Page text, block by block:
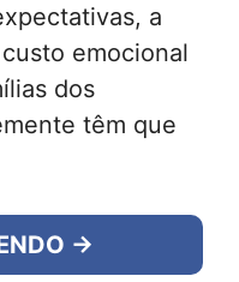
a
emocional
dos
têm que
→